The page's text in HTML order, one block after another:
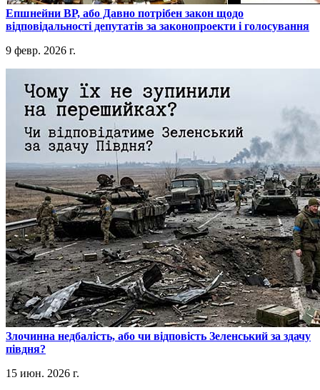
​Епшнейни ВР, або Давно потрібен закон щодо
відповідальності депутатів за законопроекти і голосування
9 февр. 2026 г.
​Злочинна недбалість, або чи відповість Зеленський за здачу
півдня?
15 июн. 2026 г.